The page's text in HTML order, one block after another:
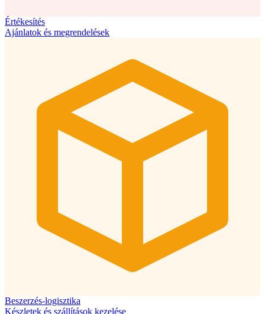
Értékesítés
Ajánlatok és megrendelések
Beszerzés-logisztika
Készletek és szállítások kezelése